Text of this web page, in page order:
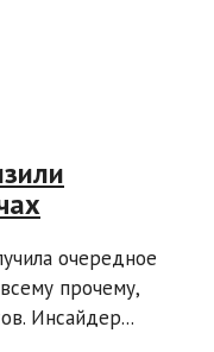
очередное
прочему,
Инсайдер...